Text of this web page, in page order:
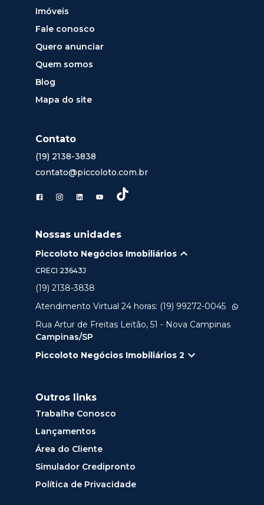
Imóveis
Fale conosco
Quero anunciar
Quem somos
Blog
Mapa do site
Contato
(19) 2138-3838
contato@piccoloto.com.br
Nossas unidades
Piccoloto Negócios Imobiliários
CRECI 23643J
(19) 2138-3838
Atendimento Virtual 24 horas: (19) 99272-0045
Rua Artur de Freitas Leitão, 51 - Nova Campinas
Campinas/SP
Piccoloto Negócios Imobiliários 2
Outros links
Trabalhe Conosco
Lançamentos
Área do Cliente
Simulador Credipronto
Política de Privacidade